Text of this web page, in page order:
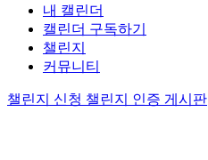
내 캘린더
캘린더 구독하기
챌린지
커뮤니티
챌린지 신청 챌린지 인증 게시판